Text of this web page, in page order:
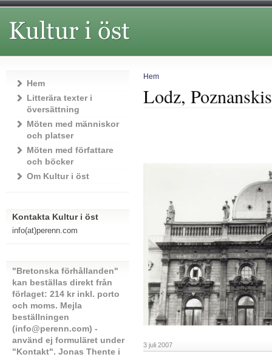
Hem
Lodz,
3 juli 2007
Hem
Litterära texter i
översättning
Möten med människor
och platser
Möten med författare
och böcker
Om Kultur i öst
Kontakta Kultur i öst
info(at)perenn.com
"Bretonska förhållanden"
kan beställas direkt från
förlaget: 214 kr inkl. porto
och moms. Mejla
beställningen
(info@perenn.com) -
använd ej formuläret under
"Kontakt". Jonas Thente i